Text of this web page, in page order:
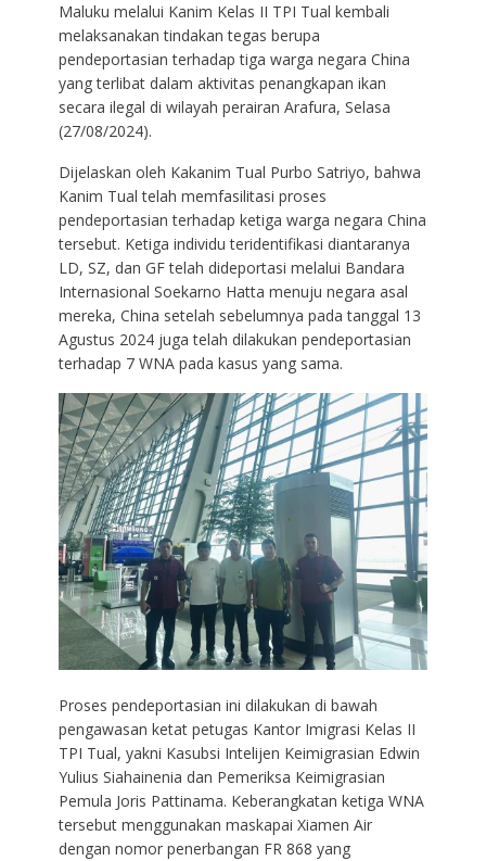
Maluku melalui Kanim Kelas II TPI Tual kembali
melaksanakan tindakan tegas berupa
pendeportasian terhadap tiga warga negara China
yang terlibat dalam aktivitas penangkapan ikan
secara ilegal di wilayah perairan Arafura, Selasa
(27/08/2024).
Dijelaskan oleh Kakanim Tual Purbo Satriyo, bahwa
Kanim Tual telah memfasilitasi proses
pendeportasian terhadap ketiga warga negara China
tersebut. Ketiga individu teridentifikasi diantaranya
LD, SZ, dan GF telah dideportasi melalui Bandara
Internasional Soekarno Hatta menuju negara asal
mereka, China setelah sebelumnya pada tanggal 13
Agustus 2024 juga telah dilakukan pendeportasian
terhadap 7 WNA pada kasus yang sama.
Proses pendeportasian ini dilakukan di bawah
pengawasan ketat petugas Kantor Imigrasi Kelas II
TPI Tual, yakni Kasubsi Intelijen Keimigrasian Edwin
Yulius Siahainenia dan Pemeriksa Keimigrasian
Pemula Joris Pattinama. Keberangkatan ketiga WNA
tersebut menggunakan maskapai Xiamen Air
dengan nomor penerbangan FR 868 yang